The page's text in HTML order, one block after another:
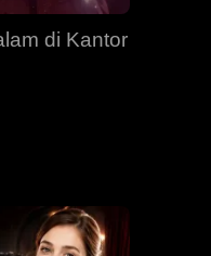
di Kantor